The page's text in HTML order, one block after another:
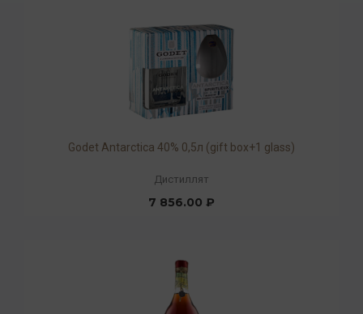
Godet Antarcticа 40% 0,5л (gift box+1 glass)
Дистиллят
7 856.00 ₽